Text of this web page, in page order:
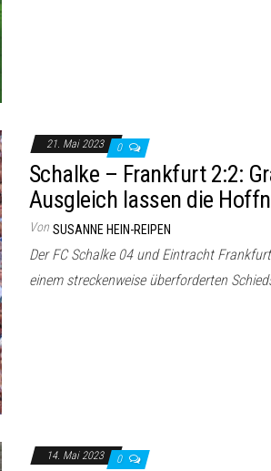
21. Mai 2023 0
Schalke – Frankfurt 2:2:
Ausgleich lassen die
Von SUSANNE HEIN-REIPEN
Der FC Schalke 04 und Eintracht
einem streckenweise überforderten
14. Mai 2023 0